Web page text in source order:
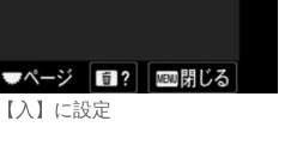
入】に設定